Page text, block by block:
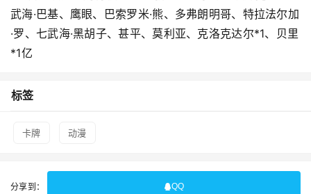
武海·巴基、鹰眼、巴索罗米·熊、多弗朗明哥、特拉法尔加
·罗、七武海·黑胡子、甚平、莫利亚、克洛克达尔*1、贝里
*1亿
标签
卡牌 动漫
分享到： QQ